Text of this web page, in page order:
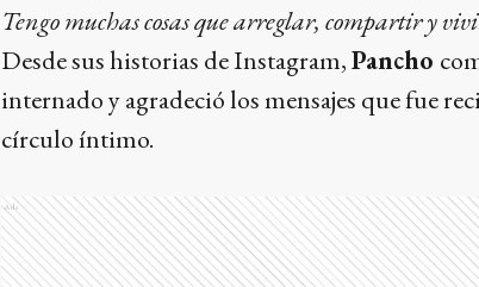
Tengo muchas cosas que arreglar, compartir y
Desde sus historias de Instagram,Pancho
internado y agradeció los mensajes que fue
círculo íntimo.
Ads